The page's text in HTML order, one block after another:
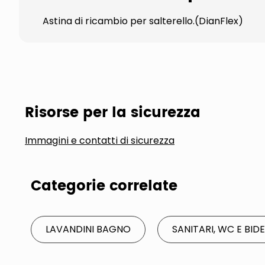
Astina di ricambio per salterello.(DianFlex)
Risorse per la sicurezza
Immagini e contatti di sicurezza
Categorie correlate
LAVANDINI BAGNO SANITARI, WC E